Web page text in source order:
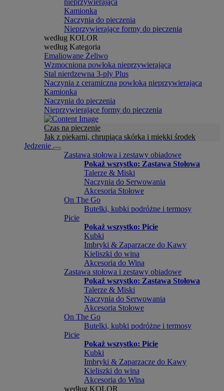
nieprzywierająca
Kamionka
Naczynia do pieczenia
Nieprzywierające formy do pieczenia
według KOLOR
według Kategoria
Emaliowane Żeliwo
Wzmocniona powłoka nieprzywierająca
Stal nierdzewna 3-ply Plus
Naczynia z ceramiczną powłoką nieprzywierająca
Kamionka
Naczynia do pieczenia
Nieprzywierające formy do pieczenia
Czas na pieczenie
Jak z piekarni, chrupiąca skórka i miękki środek
Jedzenie
Zastawa stołowa i zestawy obiadowe
Pokaż wszystko: Zastawa Stołowa
Talerze & Miski
Naczynia do Serwowania
Akcesoria Stołowe
On The Go
Butelki, kubki podróżne i termosy
Picie
Pokaż wszystko: Picie
Kubki
Imbryki & Zaparzacze do Kawy
Kieliszki do wina
Akcesoria do Wina
Zastawa stołowa i zestawy obiadowe
Pokaż wszystko: Zastawa Stołowa
Talerze & Miski
Naczynia do Serwowania
Akcesoria Stołowe
On The Go
Butelki, kubki podróżne i termosy
Picie
Pokaż wszystko: Picie
Kubki
Imbryki & Zaparzacze do Kawy
Kieliszki do wina
Akcesoria do Wina
według KOLOR